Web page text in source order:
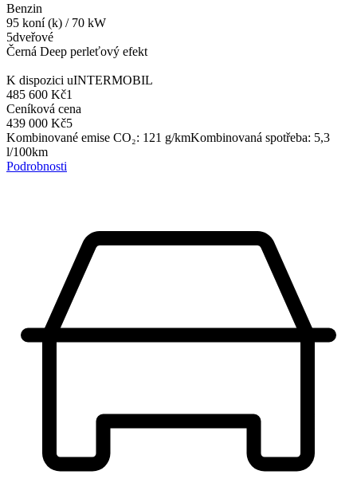
Benzin
95 koní (k) / 70 kW
5dveřové
Černá Deep perleťový efekt
K dispozici uINTERMOBIL
485 600 Kč1
Ceníková cena
439 000 Kč5
Kombinované emise CO₂: 121 g/kmKombinovaná spotřeba: 5,3
l/100km
Podrobnosti